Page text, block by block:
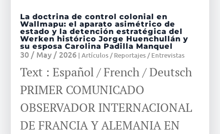
La doctrina de control colonial en
Wallmapu: el aparato asimétrico de
estado y la detención estratégica del
Werken histórico Jorge Huenchullán y
su esposa Carolina Padilla Manquel
30 / May / 2026 |Artículos / Reportajes / Entrevistas
Text : Español / French / Deutsch
PRIMER COMUNICADO
OBSERVADOR INTERNACIONAL
DE FRANCIA Y ALEMANIA EN